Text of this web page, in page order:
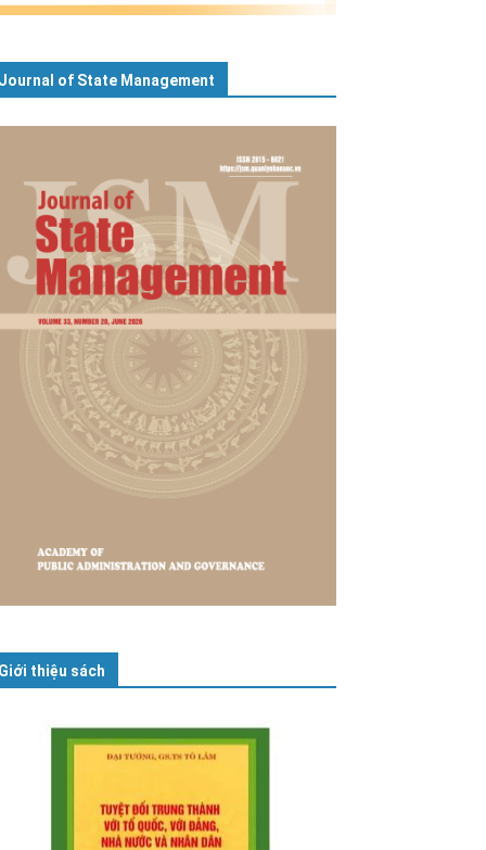
Journal of State Management
Giới thiệu sách